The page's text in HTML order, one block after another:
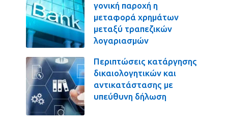
γονική παροχή η
μεταφορά χρημάτων
μεταξύ τραπεζικών
λογαριασμών
Περιπτώσεις κατάργησης
δικαιολογητικών και
αντικατάστασης με
υπεύθυνη δήλωση